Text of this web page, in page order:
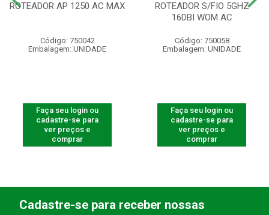
ROTEADOR AP 1250 AC MAX
Código: 750042
Embalagem: UNIDADE
Faça seu login ou
cadastre-se para
ver preços e
comprar
ROTEADOR S/FIO 5GHZ
16DBI WOM AC
Código: 750058
Embalagem: UNIDADE
Faça seu login ou
cadastre-se para
ver preços e
comprar
Cadastre-se para receber nossas